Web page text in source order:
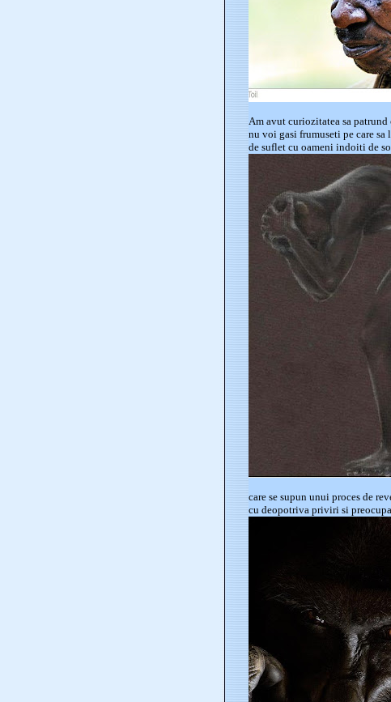
Am avut curiozitatea sa patrund
nu voi gasi frumuseti pe care sa
de suflet cu oameni indoiti de
care se supun unui proces de
cu deopotriva priviri si